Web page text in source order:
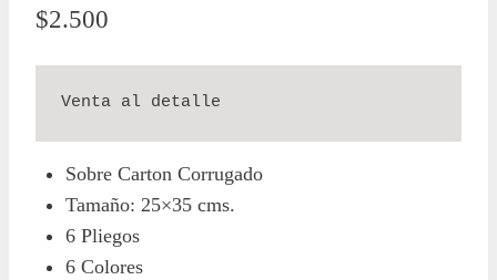
$2.500
Venta al detalle
Sobre Carton Corrugado
Tamaño: 25×35 cms.
6 Pliegos
6 Colores